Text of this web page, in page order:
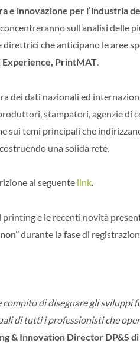
e innovazione per l’industria
sull’analisi delle
che anticipano le aree
PrintMAT.
dei dati nazionali ed
stampatori, agenzie di
sui temi principali che
una solida rete.
al seguente link.
e le recenti novità
durante la fase di
di disegnare gli sviluppi
di tutti i professionisti che
& Innovation Director DP&S